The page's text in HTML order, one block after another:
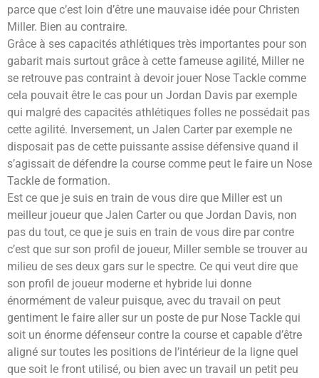
parce que c’est loin d’être une mauvaise idée pour Christen
Miller. Bien au contraire.
Grâce à ses capacités athlétiques très importantes pour son
gabarit mais surtout grâce à cette fameuse agilité, Miller ne
se retrouve pas contraint à devoir jouer Nose Tackle comme
cela pouvait être le cas pour un Jordan Davis par exemple
qui malgré des capacités athlétiques folles ne possédait pas
cette agilité. Inversement, un Jalen Carter par exemple ne
disposait pas de cette puissante assise défensive quand il
s’agissait de défendre la course comme peut le faire un Nose
Tackle de formation.
Est ce que je suis en train de vous dire que Miller est un
meilleur joueur que Jalen Carter ou que Jordan Davis, non
pas du tout, ce que je suis en train de vous dire par contre
c’est que sur son profil de joueur, Miller semble se trouver au
milieu de ses deux gars sur le spectre. Ce qui veut dire que
son profil de joueur moderne et hybride lui donne
énormément de valeur puisque, avec du travail on peut
gentiment le faire aller sur un poste de pur Nose Tackle qui
soit un énorme défenseur contre la course et capable d’être
aligné sur toutes les positions de l’intérieur de la ligne quel
que soit le front utilisé, ou bien avec un travail un petit peu